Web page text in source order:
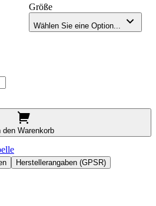
Größe
Wählen Sie eine Option...
den Warenkorb
Herstellerangaben (GPSR)